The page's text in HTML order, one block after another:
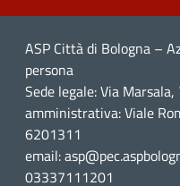
ASP Città di Bologna –
persona
Sede legale: Via
amministrativa: Viale
6201311
email:
03337111201